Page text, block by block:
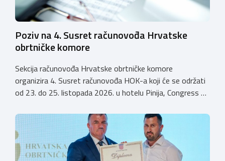
Poziv na 4. Susret računovođa Hrvatske
obrtničke komore
Sekcija računovođa Hrvatske obrtničke komore
organizira 4. Susret računovođa HOK-a koji će se održati
od 23. do 25. listopada 2026. u hotelu Pinija, Congress &
otvoren u petak, 23. listopada 2026. u
poslijepodnevnim, uz uvodno predavanje i pozdrav
domaćina. Tijekom subote, 24. listopada, održavat će se
predavanja, interaktivne radionice te okrugli stolovi na